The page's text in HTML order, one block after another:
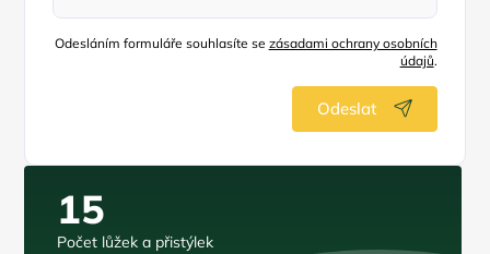
Odesláním formuláře souhlasíte se zásadami ochrany osobních
údajů.
Odeslat
15
Počet lůžek a přistýlek